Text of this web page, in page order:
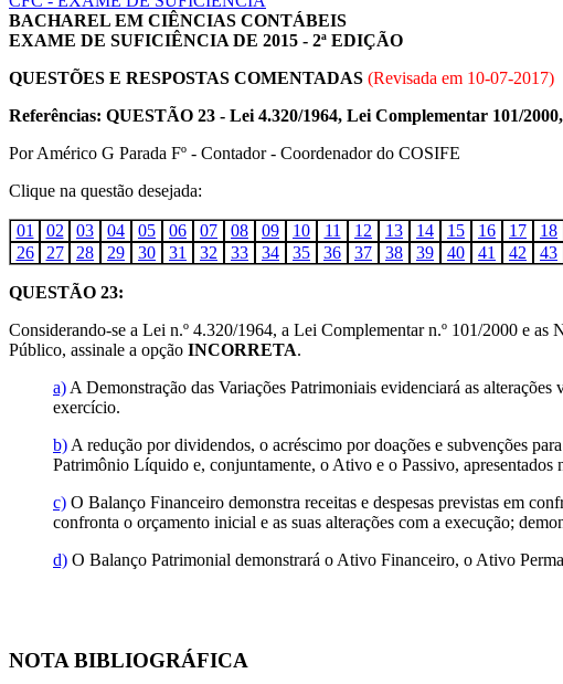
BACHAREL EM CIÊNCIAS CONTÁBEIS
EXAME DE SUFICIÊNCIA DE 2015 - 2ª EDIÇÃO
QUESTÕES E RESPOSTAS COMENTADAS (Revisada em 10-07-2017)
Referências: QUESTÃO 23 - Lei 4.320/1964, Lei Complementar 101/
Por Américo G Parada Fº - Contador - Coordenador do COSIFE
Clique na questão desejada:
01 02 03 04 05 06 07 08 09 10 11 12 13 14 15 16 17 18
26
27 28 29 30 31 32 33 34 35 36 37 38 39 40 41 42 43
QUESTÃO 23:
Considerando-se a Lei n.º 4.320/1964, a Lei Complementar n.º 101/2000 e
Público, assinale a opção INCORRETA.
a) A Demonstração das Variações Patrimoniais evidenciará as
exercício.
b) A redução por dividendos, o acréscimo por doações e subvenções
Patrimônio Líquido e, conjuntamente, o Ativo e o Passivo,
c) O Balanço Financeiro demonstra receitas e despesas previstas em
confronta o orçamento inicial e as suas alterações com a execução;
d) O Balanço Patrimonial demonstrará o Ativo Financeiro, o Ativo
NOTA BIBLIOGRÁFICA